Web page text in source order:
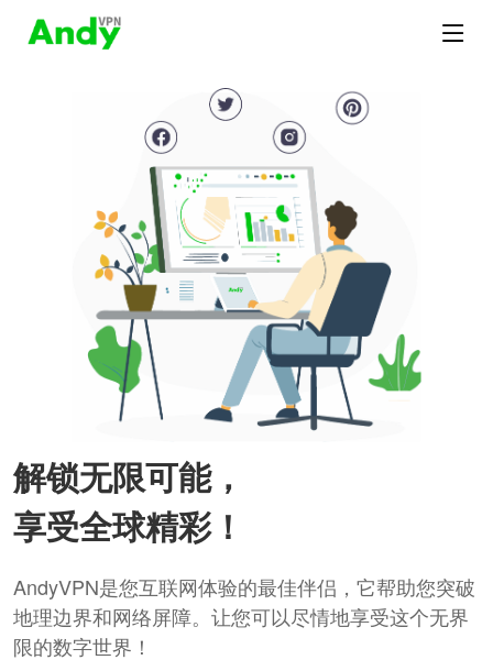
解锁无限可能，
享受全球精彩！
AndyVPN是您互联网体验的最佳伴侣，它帮助您突破
地理边界和网络屏障。让您可以尽情地享受这个无界
限的数字世界！